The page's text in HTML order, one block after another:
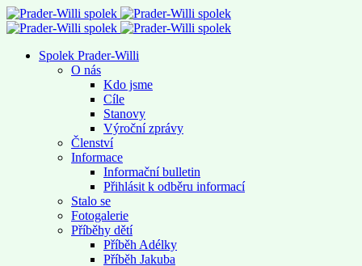
Spolek Prader-Willi
O nás
Kdo jsme
Cíle
Stanovy
Výroční zprávy
Členství
Informace
Informační bulletin
Přihlásit k odběru informací
Stalo se
Fotogalerie
Příběhy dětí
Příběh Adélky
Příběh Jakuba